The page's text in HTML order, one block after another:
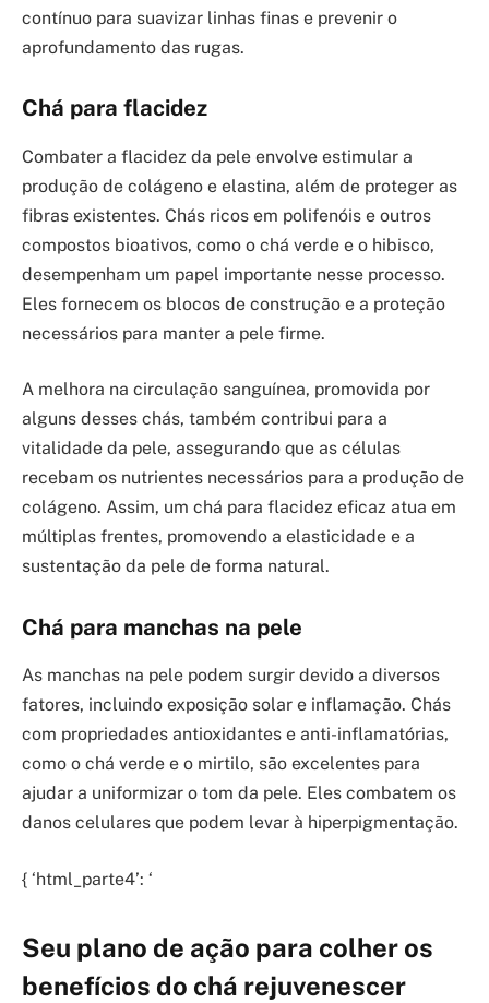
contínuo para suavizar linhas finas e prevenir o
aprofundamento das rugas.
Chá para flacidez
Combater a flacidez da pele envolve estimular a
produção de colágeno e elastina, além de proteger as
fibras existentes. Chás ricos em polifenóis e outros
compostos bioativos, como o chá verde e o hibisco,
desempenham um papel importante nesse processo.
Eles fornecem os blocos de construção e a proteção
necessários para manter a pele firme.
A melhora na circulação sanguínea, promovida por
alguns desses chás, também contribui para a
vitalidade da pele, assegurando que as células
recebam os nutrientes necessários para a produção de
colágeno. Assim, um chá para flacidez eficaz atua em
múltiplas frentes, promovendo a elasticidade e a
sustentação da pele de forma natural.
Chá para manchas na pele
As manchas na pele podem surgir devido a diversos
fatores, incluindo exposição solar e inflamação. Chás
com propriedades antioxidantes e anti-inflamatórias,
como o chá verde e o mirtilo, são excelentes para
ajudar a uniformizar o tom da pele. Eles combatem os
danos celulares que podem levar à hiperpigmentação.
{ ‘html_parte4’: ‘
Seu plano de ação para colher os
benefícios do chá rejuvenescer